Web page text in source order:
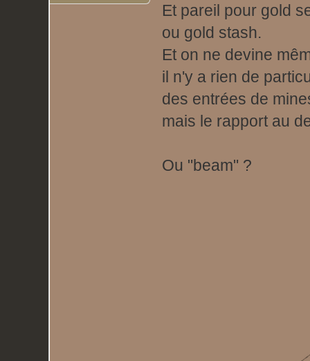
Et pareil pour gold
ou gold stash.
Et on ne devine
il n'y a rien de
des entrées de
mais le rapport au
Ou "beam" ?